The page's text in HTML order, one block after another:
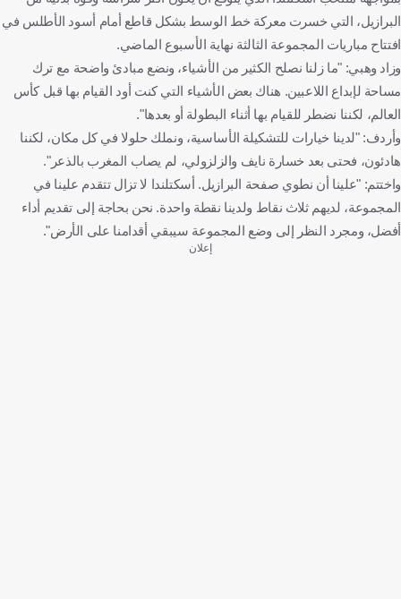
البرازيل، التي خسرت معركة خط الوسط بشكل قاطع أمام أسود الأطلس في
افتتاح مباريات المجموعة الثالثة نهاية الأسبوع الماضي.
وزاد وهبي: "ما زلنا نصلح الكثير من الأشياء، ونضع مبادئ واضحة مع ترك
مساحة لإبداع اللاعبين. هناك بعض الأشياء التي كنت أود القيام بها قبل كأس
العالم، لكننا نضطر للقيام بها أثناء البطولة أو بعدها".
وأردف: "لدينا خيارات للتشكيلة الأساسية، ونملك حلولا في كل مكان، لكننا
هادئون، فحتى بعد خسارة نايف والزلزولي، لم يصاب المغرب بالذعر".
واختتم: "علينا أن نطوي صفحة البرازيل. أسكتلندا لا تزال تتقدم علينا في
المجموعة، لديهم ثلاث نقاط ولدينا نقطة واحدة. نحن بحاجة إلى تقديم أداء
أفضل، ومجرد النظر إلى وضع المجموعة سيبقي أقدامنا على الأرض".
إعلان